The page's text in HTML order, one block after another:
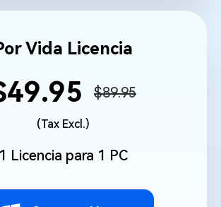
Vida Licencia
$89.95
(Tax Excl.)
1 Licencia para 1 PC